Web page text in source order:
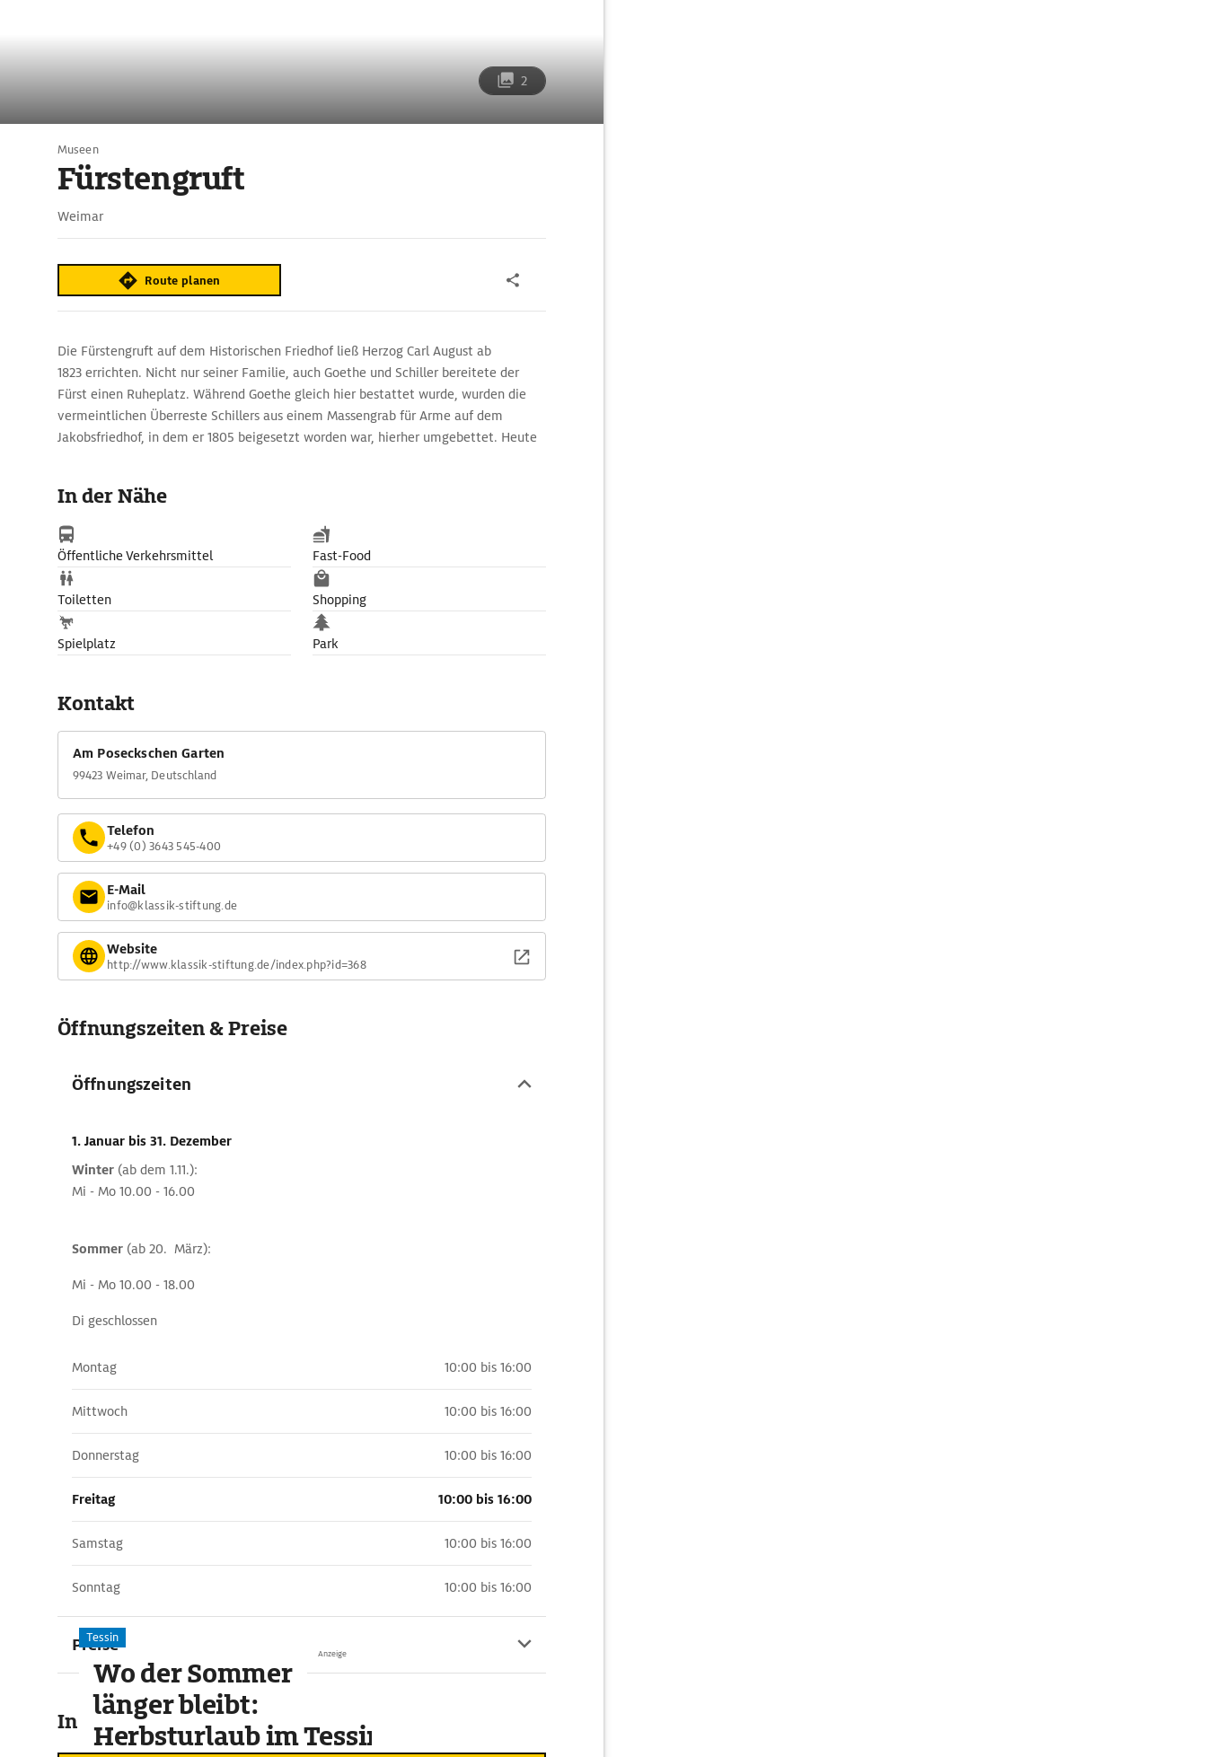
2
Museen
Fürstengruft
Weimar
Route planen
Die Fürstengruft auf dem Historischen Friedhof ließ Herzog Carl August ab
1823 errichten. Nicht nur seiner Familie, auch Goethe und Schiller bereitete der
Fürst einen Ruheplatz. Während Goethe gleich hier bestattet wurde, wurden die
vermeintlichen Überreste Schillers aus einem Massengrab für Arme auf dem
Jakobsfriedhof, in dem er 1805 beigesetzt worden war, hierher umgebettet. Heute
In der Nähe
Öffentliche Verkehrsmittel Fast-Food
Toiletten Shopping
Spielplatz Park
Kontakt
Am Poseckschen Garten
99423 Weimar, Deutschland
Telefon
+49 (0) 3643 545-400
E-Mail
info@klassik-stiftung.de
Website
http://www.klassik-stiftung.de/index.php?id=368
Öffnungszeiten & Preise
Öffnungszeiten
1. Januar bis 31. Dezember
Winter (ab dem 1.11.):
Mi - Mo 10.00 - 16.00
Sommer (ab 20. März):
Mi - Mo 10.00 - 18.00
Di geschlossen
Montag 10:00 bis 16:00
Mittwoch 10:00 bis 16:00
Donnerstag 10:00 bis 16:00
Freitag 10:00 bis 16:00
Samstag 10:00 bis 16:00
Sonntag 10:00 bis 16:00
Preise
In der Umgebung
Anzeige
Tessin
Wo der Sommer
länger bleibt:
Herbsturlaub im Tessin